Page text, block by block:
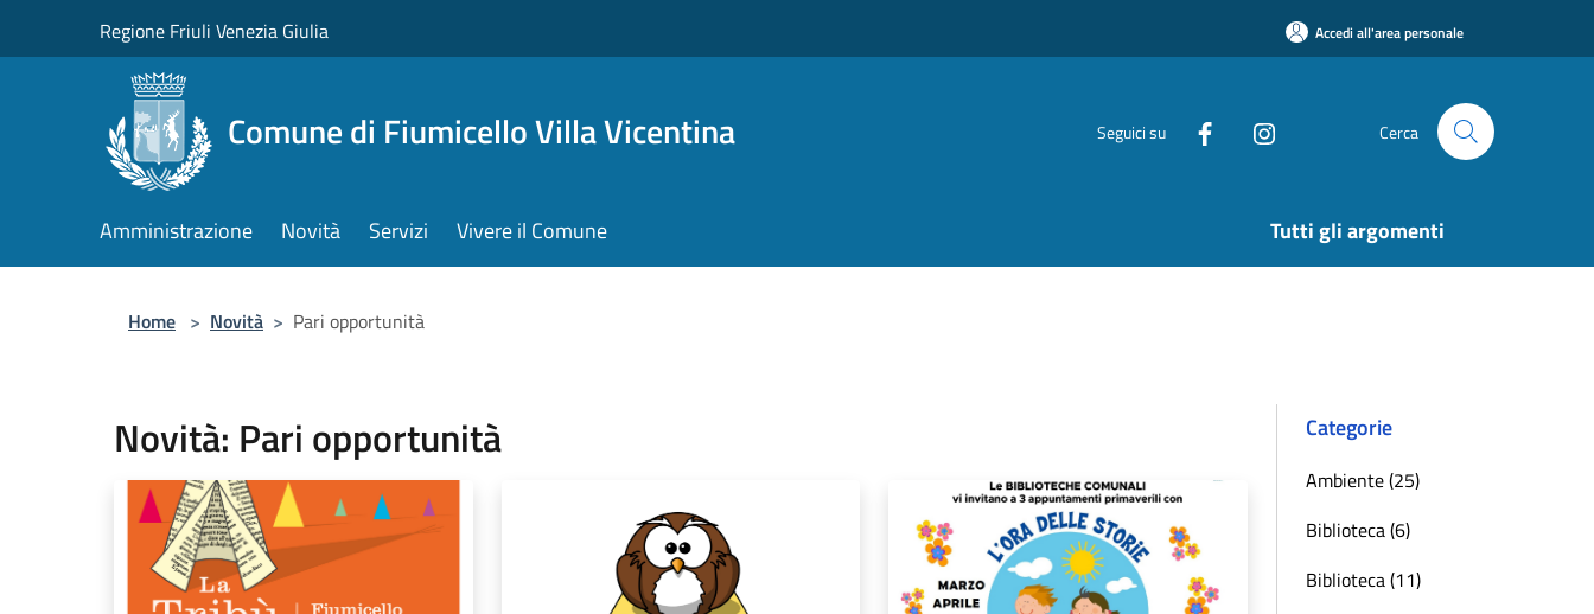
Regione Friuli Venezia Giulia Accedi all'area personale
Comune di Fiumicello Villa Vicentina Seguici su Cerca
Amministrazione Novità Servizi Vivere il Comune Tutti gli argomenti
Home > Novità > Pari opportunità
Novità: Pari opportunità Categorie
Ambiente (25)
Biblioteca (6)
Biblioteca (11)